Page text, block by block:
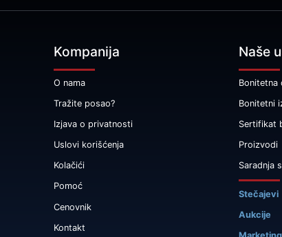
Kompanija
O nama
Tražite posao?
Izjava o privatnosti
Uslovi korišćenja
Kolačići
Pomoć
Cenovnik
Kontakt
Naše
Bonitetna
Bonitetni
Sertifikat
Proizvodi
Saradnja
Stečajevi
Aukcije